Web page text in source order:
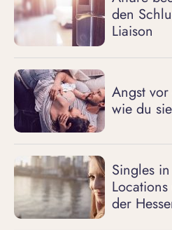
den
Liaison
Angst
wie du
Singles
der